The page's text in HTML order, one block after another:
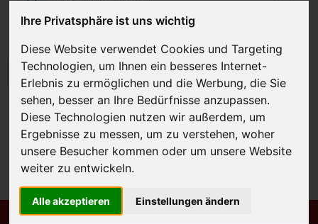
Ihre Privatsphäre ist uns wichtig
Diese Website verwendet Cookies und Targeting
Technologien, um Ihnen ein besseres Internet-
Erlebnis zu ermöglichen und die Werbung, die Sie
sehen, besser an Ihre Bedürfnisse anzupassen.
Diese Technologien nutzen wir außerdem, um
Ergebnisse zu messen, um zu verstehen, woher
unsere Besucher kommen oder um unsere Website
weiter zu entwickeln.
Alle akzeptieren Einstellungen ändern
JETZT KOSTENLOSE BEWERTUNG
Kostenloses Angebotfür den Ankauf Ihres Autos inklusive der
Abholung, auf Wunsch sofort Geld. Ihre Daten werden nicht mit Dritten
geteilt.
Wir garantieren 100% Sicherheit.